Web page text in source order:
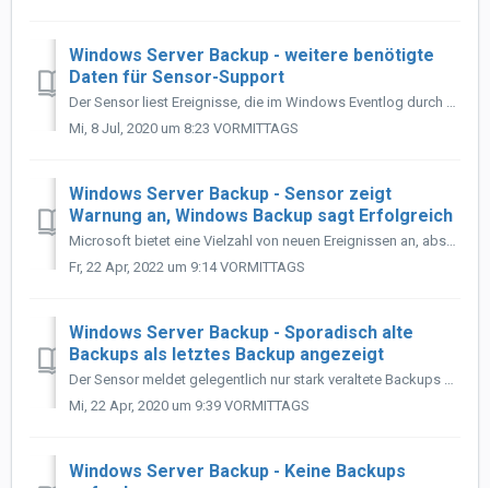
Windows Server Backup - weitere benötigte
Daten für Sensor-Support
Der Sensor liest Ereignisse, die im Windows Eventlog durch Windows Server Backup eingetragen werden. Damit wir prüfen können, was beim Sensor konkret nicht ...
Mi, 8 Jul, 2020 um 8:23 VORMITTAGS
Windows Server Backup - Sensor zeigt
Warnung an, Windows Backup sagt Erfolgreich
Microsoft bietet eine Vielzahl von neuen Ereignissen an, abseits des Backup Status, die auf Probleme hinweisen können. So gibt es zum Beispiel das Event...
Fr, 22 Apr, 2022 um 9:14 VORMITTAGS
Windows Server Backup - Sporadisch alte
Backups als letztes Backup angezeigt
Der Sensor meldet gelegentlich nur stark veraltete Backups als letztes Backup und geht dann entsprechend in Alarm. Wie kann das behoben werden? Lösung ...
Mi, 22 Apr, 2020 um 9:39 VORMITTAGS
Windows Server Backup - Keine Backups